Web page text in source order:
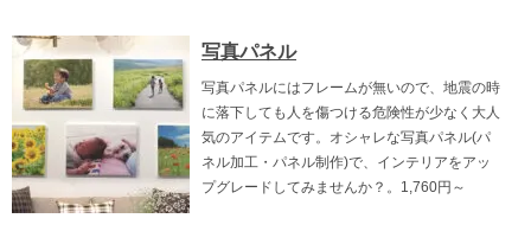
写真パネル
写真パネルにはフレームが無いので、地震の時
に落下しても人を傷つける危険性が少なく大人
気のアイテムです。オシャレな写真パネル(パ
ネル加工・パネル制作)で、インテリアをアッ
プグレードしてみませんか？。1,760円～